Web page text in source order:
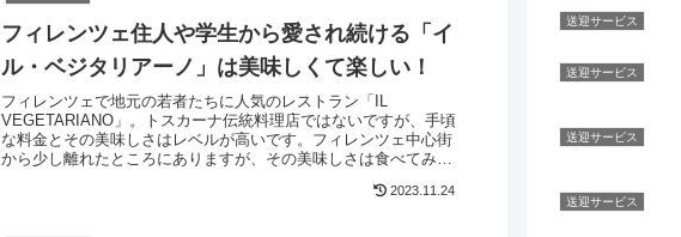
フィレンツェ住人や学生から愛され続ける「イ
ル・ベジタリアーノ」は美味しくて楽しい！
フィレンツェで地元の若者たちに人気のレストラン「IL
VEGETARIANO」。トスカーナ伝統料理店ではないですが、手頃
な料金とその美味しさはレベルが高いです。フィレンツェ中心街
から少し離れたところにありますが、その美味しさは食べてみる
2023.11.24
送迎サービス
送迎サービス
送迎サービス
送迎サービス